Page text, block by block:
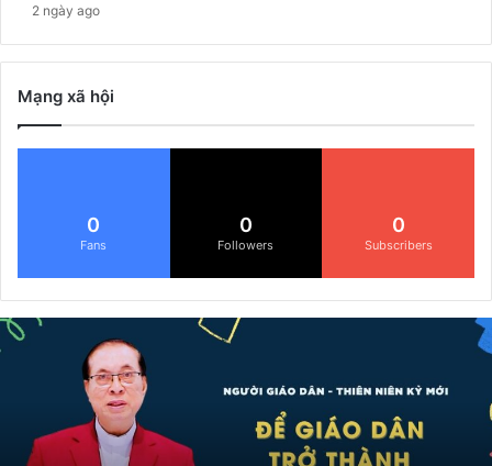
2 ngày ago
Mạng xã hội
0
Fans
0
Followers
0
Subscribers
Đ
ể